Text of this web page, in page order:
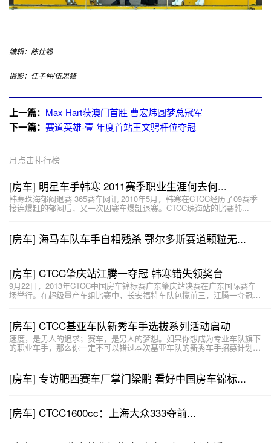
编辑：陈仕畅
摄影：任子仲/伍思锋
上一篇： Max Hart获澳门首胜 曹宏炜圆梦总冠军
下一篇： 赛道英雄-壹 年度首站王文骋杆位夺冠
月点击排行榜
[房车] 明星车手韩寒 2011赛季职业生涯何去何...
韩寒珠海郁闷退赛 365赛车网讯 2010年5月，韩寒在CTCC经历了09赛季
接连爆缸的郁闷后，又一次因赛车爆缸退赛。CTCC珠海站的比赛韩...
[房车] 海马车队车手自相残杀 鄂尔多斯赛道颗粒无...
[房车] CTCC肇庆站江腾一夺冠 韩寒错失领奖台
9月22日，2013年CTCC中国房车锦标赛广东肇庆站决赛在广东国际赛车
场举行。在超级量产车组比赛中，长安福特车队包揽前三，江腾一夺冠，
[房车] CTCC基亚车队新秀车手选拔系列活动启动
速度，是男人的追求；赛车，是男人的梦想。如果你想成为专业车队旗下
的职业车手，那么你一定不可以错过本次基亚车队的新秀车手招募计划！
[房车] 专访肥西赛车厂掌门梁鹏 看好中国房车锦标...
[房车] CTCC1600cc：上海大众333夺前...